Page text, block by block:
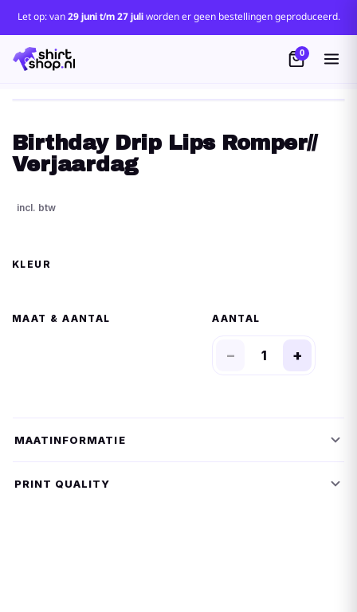
Let op: van29 juni t/m 27 juliworden er geen bestellingen geproduceerd.
0
Birthday Drip Lips Romper//
Verjaardag
MAAT
− +
MAATINFORMATIE
PRINT QUALITY